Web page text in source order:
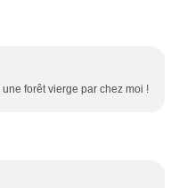
forêt vierge par chez moi !